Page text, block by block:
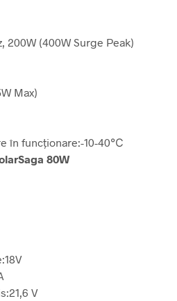
200W (400W Surge Peak)
Max)
în funcționare:-10-40℃
80W
18V
21,6 V